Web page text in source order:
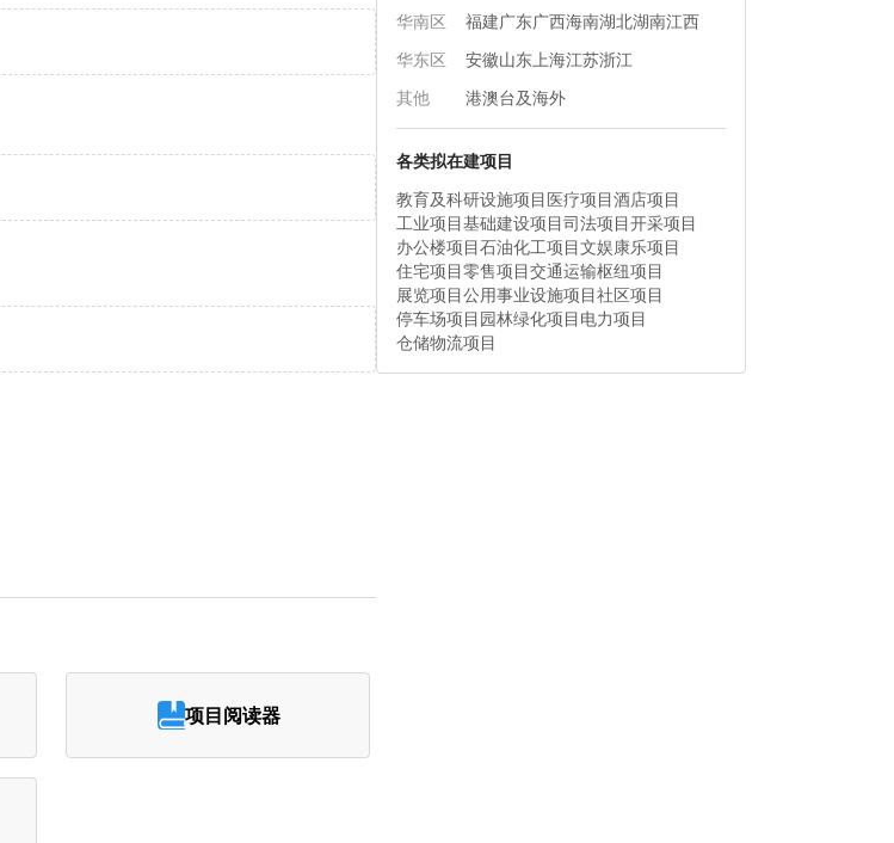
项目阅读器
华南区
福建广东广西海南湖北湖南江西
华东区
安徽山东上海江苏浙江
其他
港澳台及海外
各类拟在建项目
教育及科研设施项目医疗项目酒店项目
工业项目基础建设项目司法项目开采项目
办公楼项目石油化工项目文娱康乐项目
住宅项目零售项目交通运输枢纽项目
展览项目公用事业设施项目社区项目
停车场项目园林绿化项目电力项目
仓储物流项目